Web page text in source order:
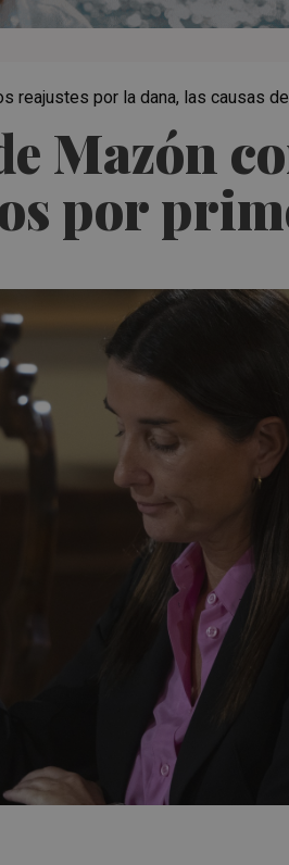
Mazón
por
reajustes por la dana, las causas